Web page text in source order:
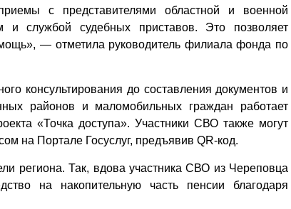
с представителями областной и военной
и службой судебных приставов. Это позволяет
— отметила руководитель филиала фонда по
консультирования до составления документов и
районов и маломобильных граждан работает
«Точка доступа». Участники СВО также могут
на Портале Госуслуг, предъявив QR-код.
региона. Так, вдова участника СВО из Череповца
на накопительную часть пенсии благодаря